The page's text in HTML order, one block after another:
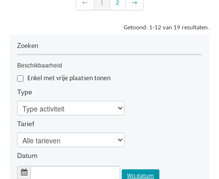
babbeltocht doorheen Etterbeek. Door vragen te stellen
← 1 2 →
Getoond: 1-12 van 19 resultaten.
Zoeken
Beschikbaarheid
Enkel met vrije plaatsen tonen
Type
Tarief
Datum
Wis datum